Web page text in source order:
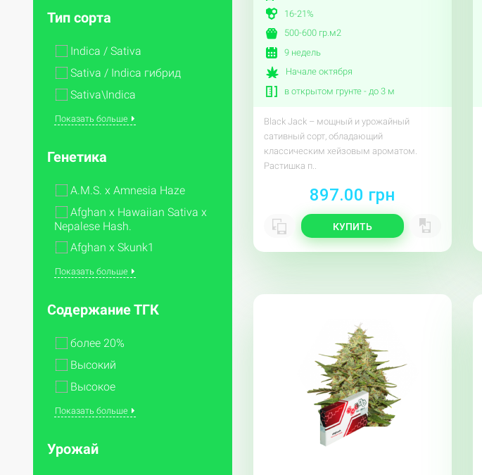
Тип сорта
Indica / Sativa
Sativa / Indica гибрид
Sativa\Indica
Показать больше
Генетика
A.M.S. x Amnesia Haze
Afghan x Hawaiian Sativa x
Nepalese Hash.
Afghan x Skunk1
Показать больше
Содержание ТГК
более 20%
Высокий
Высокое
Показать больше
Урожай
16-21%
500-600 гр.м2
9 недель
Начале октября
в открытом грунте - до 3 м
Black Jack – мощный и урожайный
сативный сорт, обладающий
классическим хейзовым ароматом.
Растишка п..
897.00 грн
КУПИТЬ